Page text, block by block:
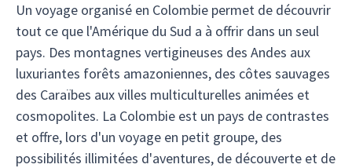
Un voyage organisé en Colombie permet de découvrir
tout ce que l'Amérique du Sud a à offrir dans un seul
pays. Des montagnes vertigineuses des Andes aux
luxuriantes forêts amazoniennes, des côtes sauvages
des Caraïbes aux villes multiculturelles animées et
cosmopolites. La Colombie est un pays de contrastes
et offre, lors d'un voyage en petit groupe, des
possibilités illimitées d'aventures, de découverte et de